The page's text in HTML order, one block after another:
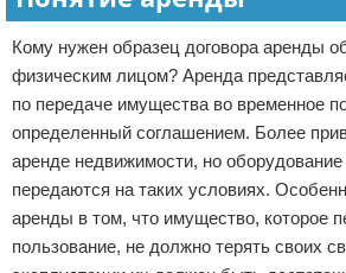
Кому нужен образец договора аренды
физическим лицом? Аренда
по передаче имущества во временное
определенный соглашением. Более
аренде недвижимости, но
передаются на таких условиях.
аренды в том, что имущество, которое
пользование, не должно терять своих